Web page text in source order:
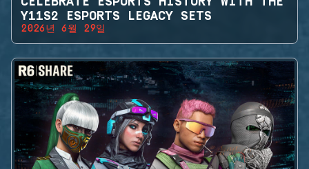
Y11S2 ESPORTS LEGACY SETS
2026년 6월 29일